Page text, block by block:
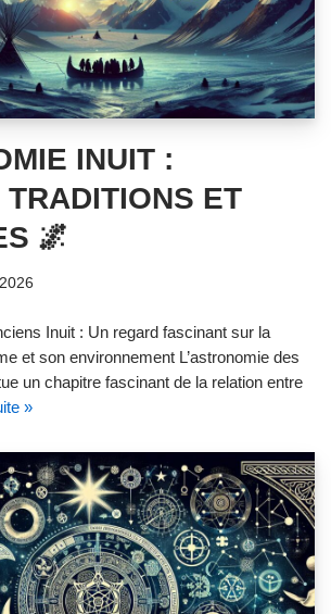
INUIT :
ET
🌌
Inuit : Un regard fascinant sur la
et son environnement L’astronomie des
un chapitre fascinant de la relation entre
»